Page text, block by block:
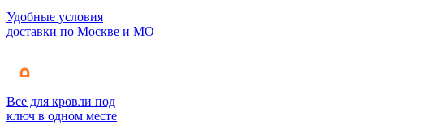
Удобные условия
доставки по Москве и МО
Все для кровли под
ключ в одном месте